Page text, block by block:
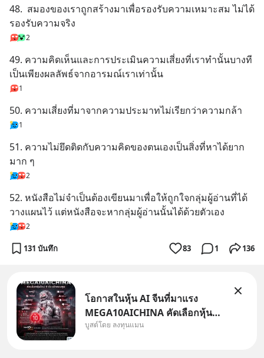
48.  สมองของเราถูกสร้างมาเพื่อรองรับความเหมาะสม ไม่ได้
รองรับความจริง
2
49. ความคิดเห็นและการประเมินความเสี่ยงที่เราทำนั้นบางที
เป็นเพียงผลลัพธ์จากอารมณ์เราเท่านั้น
1
50. ความเสี่ยงที่มาจากความประมาทไม่เรียกว่าความกล้า
1
51. ความไม่ยึดติดกับความคิดของตนเองเป็นสิ่งที่หาได้ยาก
มาก ๆ
2
52. หนังสือไม่จำเป็นต้องเขียนมาเพื่อให้ถูกใจกลุ่มผู้อ่านที่ได้
วางแผนไว้ แต่หนังสือจะหากลุ่มผู้อ่านนั้นได้ด้วยตัวเอง
2
131 บันทึก 83 1 136
โอกาสในหุ้น AI จีนที่มาแรง
MEGA10AICHINA คัดเลือกหุ้น
ใหม่ 9 ตัว เข้ากองทุน.. ครอบคลุม
บูสต์โดย ลงทุนแมน